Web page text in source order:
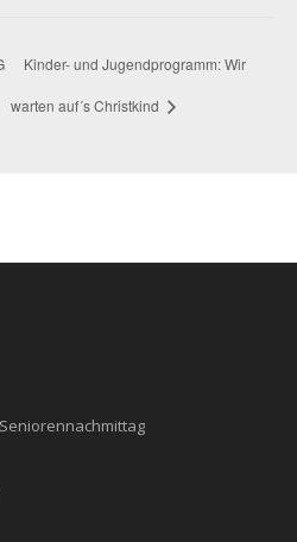
Kinder- und Jugendprogramm: Wir
warten auf´s Christkind